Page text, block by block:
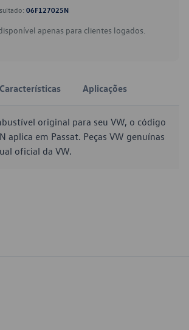
06F127025N
apenas para clientes logados.
Características Aplicações
original para seu VW, o código
em Passat. Peças VW genuínas
oficial da VW.